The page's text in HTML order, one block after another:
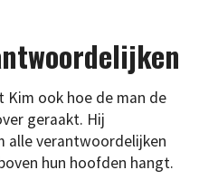
Kim ook hoe de man de
geraakt. Hij
alle verantwoordelijken
hun hoofden hangt.